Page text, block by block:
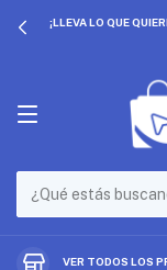
¡LLEVA LO QUE
VER TODOS LOS